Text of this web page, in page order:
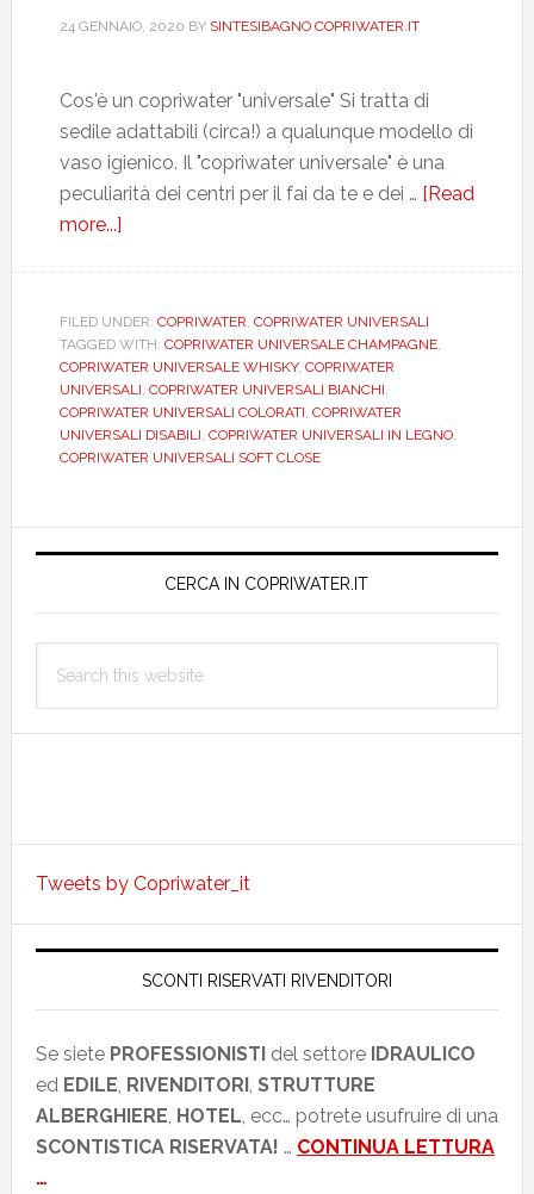
24 GENNAIO, 2020 BY SINTESIBAGNO COPRIWATER.IT
Cos'è un copriwater "universale" Si tratta di
sedile adattabili (circa!) a qualunque modello di
vaso igienico. Il "copriwater universale" è una
peculiarità dei centri per il fai da te e dei … [Read
more...]
e
i
PREZZI
dei
COPRIWATER
colorati,
disabili
FILED UNDER: COPRIWATER, COPRIWATER UNIVERSALI
TAGGED WITH: COPRIWATER UNIVERSALE CHAMPAGNE,
COPRIWATER UNIVERSALE WHISKY, COPRIWATER
UNIVERSALI, COPRIWATER UNIVERSALI BIANCHI,
COPRIWATER UNIVERSALI COLORATI, COPRIWATER
UNIVERSALI DISABILI, COPRIWATER UNIVERSALI IN LEGNO,
COPRIWATER UNIVERSALI SOFT CLOSE
Primary
CERCA IN COPRIWATER.IT
this
Tweets by Copriwater_it
SCONTI RISERVATI RIVENDITORI
Se siete PROFESSIONISTIdel settore IDRAULICO
ed EDILE, RIVENDITORI, STRUTTURE
ALBERGHIERE, HOTEL, ecc… potrete usufruire di una
SCONTISTICA RISERVATA! … CONTINUA LETTURA
…